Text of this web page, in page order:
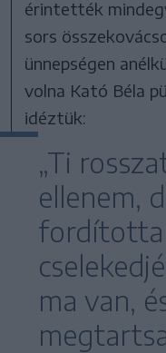
érintették
sors
ünnepségen
volna Kató Béla
idéztük:
„Ti
ellenem,
fordította
ma van,